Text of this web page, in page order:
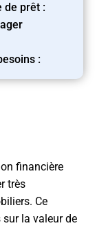
de prêt :
:
financière
très
Ce
la valeur de